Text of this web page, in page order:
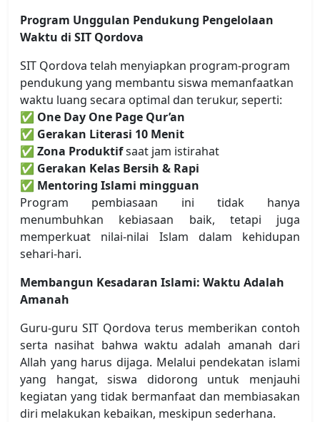
Program Unggulan Pendukung Pengelolaan
Waktu di SIT Qordova
SIT Qordova telah menyiapkan program-program
pendukung yang membantu siswa memanfaatkan
waktu luang secara optimal dan terukur, seperti:
✅ One Day One Page Qur’an
✅ Gerakan Literasi 10 Menit
✅ Zona Produktifsaat jam istirahat
✅ Gerakan Kelas Bersih & Rapi
✅ Mentoring Islami mingguan
Program pembiasaan ini tidak hanya
menumbuhkan kebiasaan baik, tetapi juga
memperkuat nilai-nilai Islam dalam kehidupan
sehari-hari.
Membangun Kesadaran Islami: Waktu Adalah
Amanah
Guru-guru SIT Qordova terus memberikan contoh
serta nasihat bahwa waktu adalah amanah dari
Allah yang harus dijaga. Melalui pendekatan islami
yang hangat, siswa didorong untuk menjauhi
kegiatan yang tidak bermanfaat dan membiasakan
diri melakukan kebaikan, meskipun sederhana.